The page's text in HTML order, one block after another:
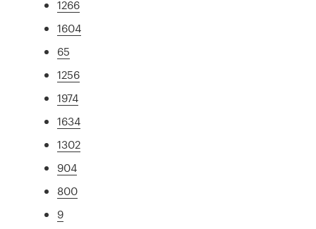
1266
1604
65
1256
1974
1634
1302
904
800
9